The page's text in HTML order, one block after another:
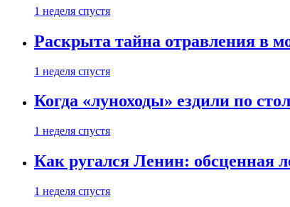
1 неделя спустя
Раскрыта тайна отравления в
1 неделя спустя
Когда «луноходы» ездили по
1 неделя спустя
Как ругался Ленин: обсценная
1 неделя спустя